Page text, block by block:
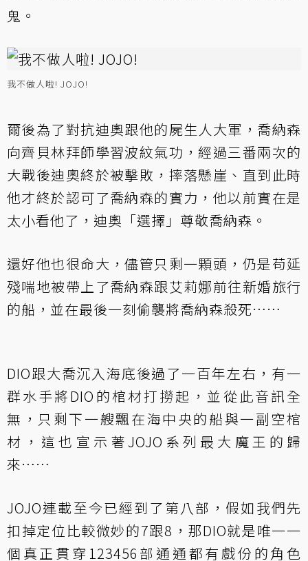
鬼。
我不做人啦! JOJO!
爾後為了對抗迪奧跟他的屍生人大軍，喬納森
向齊貝林拜師學習波紋氣功，經過三番兩次的
大戰後迪奧終於被擊敗，摔落懸崖、直到此時
他才終於認可了喬納森的實力，他以前實在是
太小看他了，迪奧「選擇」尊敬喬納森。
還好他也很命大，儘管只剩一顆頭，仍是苟延
殘喘地被帶上了喬納森跟艾莉娜前往新婚旅行
的船，並在最後一刻偷襲將喬納森殺死……
DIO跟大喬沉入海底後過了一百年左右，有一
群水手將DIO的棺材打撈起，並從此音訊全
無，只剩下一艘飄在海中央的船與一副空棺
材，這也宣示著JOJO系列最大魔王的歸
來……
JOJO連載至今已經到了第八部，假如我們先
扣掉定位比較微妙的7跟8，那DIO就是唯一一
個真正貫穿123456部通通都有戲份的角色